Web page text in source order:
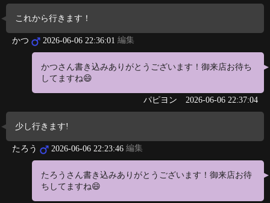
これから行きます！
かつ 2026-06-06 22:36:01 編集
かつさん書き込みありがとうございます！御来店お待ち
してますね😄
パピヨン 2026-06-06 22:37:04
少し行きます!
たろう 2026-06-06 22:23:46 編集
たろうさん書き込みありがとうございます！御来店お待
ちしてますね😄